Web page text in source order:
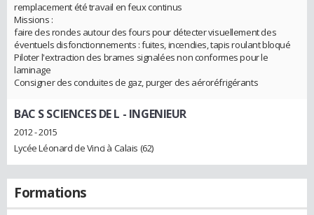
remplacement été travail en feux continus
Missions :
faire des rondes autour des fours pour détecter visuellement des
éventuels disfonctionnements : fuites, incendies, tapis roulant bloqué
Piloter l'extraction des brames signalées non conformes pour le
laminage
Consigner des conduites de gaz, purger des aéroréfrigérants
BAC S SCIENCES DE L - INGENIEUR
2012 - 2015
Lycée Léonard de Vinci à Calais (62)
Formations